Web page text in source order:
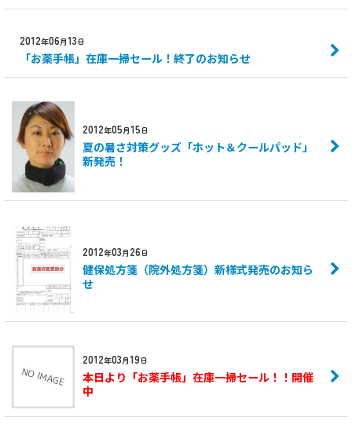
2012年06月13日
「お薬手帳」在庫一掃セール！終了のお知らせ
2012年05月15日
夏の暑さ対策グッズ「ホット＆クールパッド」
新発売！
2012年03月 26日
健保処方箋（院外処方箋）新様式発売のお知ら
せ
2012年03月19日
本日より「お薬手帳」在庫一掃セール！！開催
中